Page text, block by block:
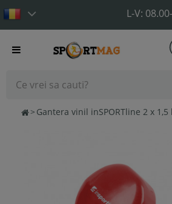
L-V:
Toggle
> Gantera vinil inSPORTline 2 x 1,5